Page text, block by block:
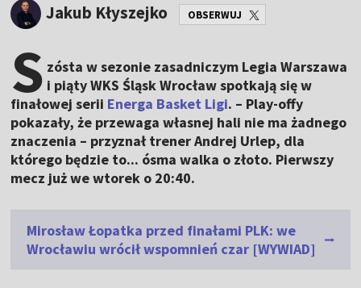
Jakub Kłyszejko OBSERWUJ
S zósta w sezonie zasadniczym Legia Warszawa
i piąty WKS Śląsk Wrocław spotkają się w
finałowej serii Energa Basket Ligi. – Play-offy
pokazały, że przewaga własnej hali nie ma żadnego
znaczenia – przyznał trener Andrej Urlep, dla
którego będzie to... ósma walka o złoto. Pierwszy
mecz już we wtorek o 20:40.
Mirosław Łopatka przed finałami PLK: we
Wrocławiu wrócił wspomnień czar [WYWIAD]